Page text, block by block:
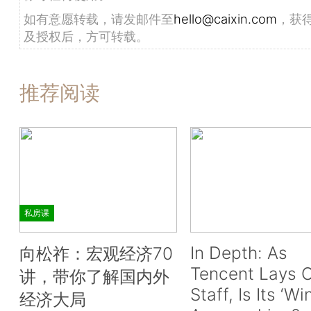
如有意愿转载，请发邮件至hello@caixin.com ，获
及授权后，方可转载。
推荐阅读
私房课
向松祚：宏观经济70
讲，带你了解国内外
经济大局
In Depth: As
Tencent Lays
Staff, Is Its